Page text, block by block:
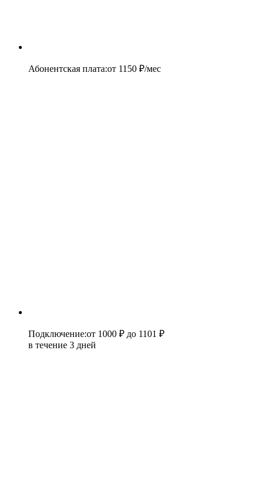
Абонентская плата:от 1150 ₽/мес
Подключение:от 1000 ₽ до 1101 ₽
в течение 3 дней